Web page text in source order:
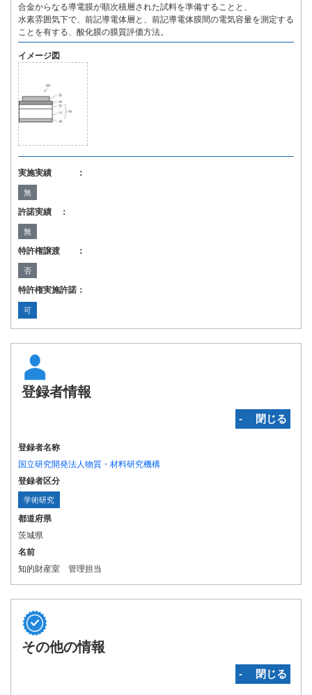
合金からなる導電膜が順次積層された試料を準備することと、
水素雰囲気下で、前記導電体層と、前記導電体膜間の電気容量を測定する
ことを有する、酸化膜の膜質評価方法。
イメージ図
実施実績 ：
無
許諾実績 ：
無
特許権譲渡 ：
否
特許権実施許諾：
可
登録者情報
‐ 閉じる
登録者名称
国立研究開発法人物質・材料研究機構
登録者区分
学術研究
都道府県
茨城県
名前
知的財産室 管理担当
その他の情報
‐ 閉じる